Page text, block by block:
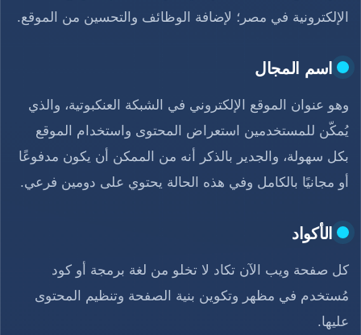
الإلكترونية في مصر؛ لإضافة الوظائف والتحسين من الموقع.
اسم المجال
وهو عنوان الموقع الإلكتروني في الشبكة العنكبوتية، والذي
يُمكّن للمستخدمين استعراض المحتوى واستخدام الموقع
بكل سهولة، والجدير بالذكر أنه من الممكن أن يكون مدفوعًا
أو مجانيًا بالكامل وفي هذه الحالة يحتوي على دومين فرعي.
الأكواد
كل صفحة ويب الآن تكاد لا تخلو من لغة برمجة أو كود
مُستخدم في مظهر وتكوين بنية الصفحة وتنظيم المحتوى
عليها.